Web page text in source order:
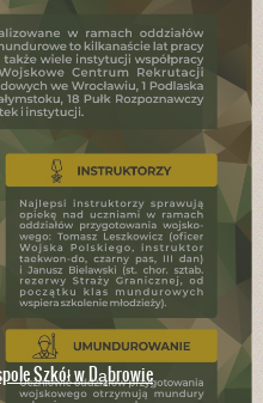
Szkół w Dąbrowie